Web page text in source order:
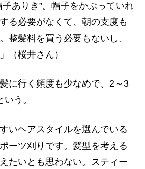
ありき”。帽子をかぶっていれ
る必要がなくて、朝の支度も
整髪料を買う必要もないし、
（桜井さん）
に行く頻度も少なめで、2～3
う。
いヘアスタイルを選んでいる
ーツ刈りです。髪型を考える
たいとも思わない。スティー